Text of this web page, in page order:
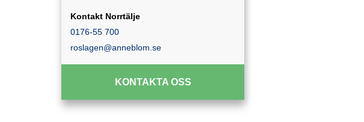
Kontakt Norrtälje
0176-55 700
roslagen@anneblom.se
KONTAKTA OSS